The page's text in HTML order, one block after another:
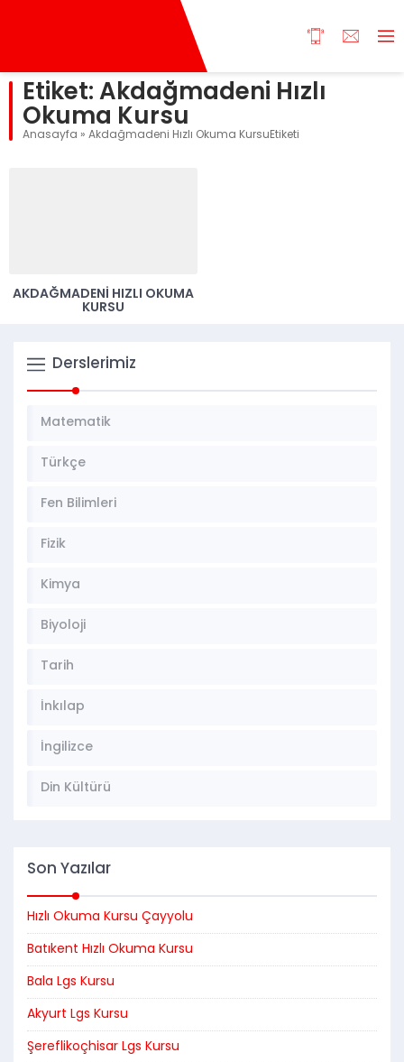
Etiket: Akdağmadeni Hızlı
Okuma Kursu
Anasayfa » Akdağmadeni Hızlı Okuma KursuEtiketi
AKDAĞMADENI HIZLI OKUMA
KURSU
Derslerimiz
Matematik
Türkçe
Fen Bilimleri
Fizik
Kimya
Biyoloji
Tarih
İnkılap
İngilizce
Din Kültürü
Son Yazılar
Hızlı Okuma Kursu Çayyolu
Batıkent Hızlı Okuma Kursu
Bala Lgs Kursu
Akyurt Lgs Kursu
Şereflikoçhisar Lgs Kursu